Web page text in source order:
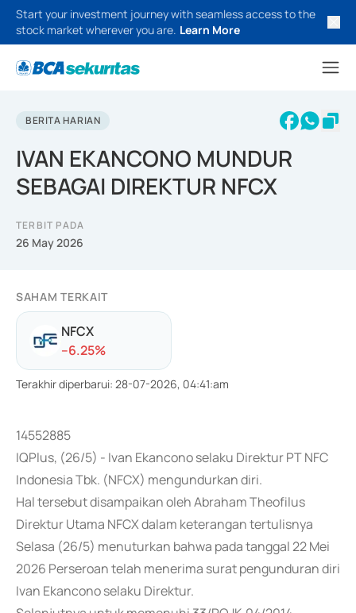
Start your investment journey with seamless access to the
stock market wherever you are. Learn More
BERITA HARIAN
IVAN EKANCONO MUNDUR
SEBAGAI DIREKTUR NFCX
TERBIT PADA
26 May 2026
SAHAM TERKAIT
NFCX
--6.25%
Terakhir diperbarui: 28-07-2026, 04:41:am
14552885
IQPlus, (26/5) - Ivan Ekancono selaku Direktur PT NFC
Indonesia Tbk. (NFCX) mengundurkan diri.
Hal tersebut disampaikan oleh Abraham Theofilus
Direktur Utama NFCX dalam keterangan tertulisnya
Selasa (26/5) menuturkan bahwa pada tanggal 22 Mei
2026 Perseroan telah menerima surat pengunduran diri
Ivan Ekancono selaku Direktur.